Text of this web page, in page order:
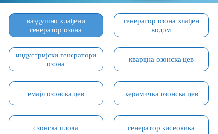
ваздушно хлађени
генератор озона
генератор озона хлађен
водом
индустријски генератори
озона
кварцна озонска цев
емајл озонска цев керамичка озонска цев
озонска плоча генератор кисеоника